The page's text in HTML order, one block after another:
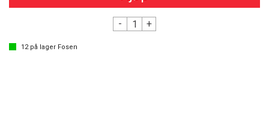
- +
12på lager Fosen